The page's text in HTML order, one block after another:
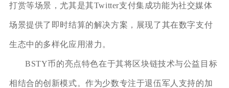
打赏等场景，尤其是其Twitter支付集成功能为社交媒体
场景提供了即时结算的解决方案，展现了其在数字支付
生态中的多样化应用潜力。
BSTY币的亮点特色在于其将区块链技术与公益目标
相结合的创新模式。作为少数专注于退伍军人支持的加